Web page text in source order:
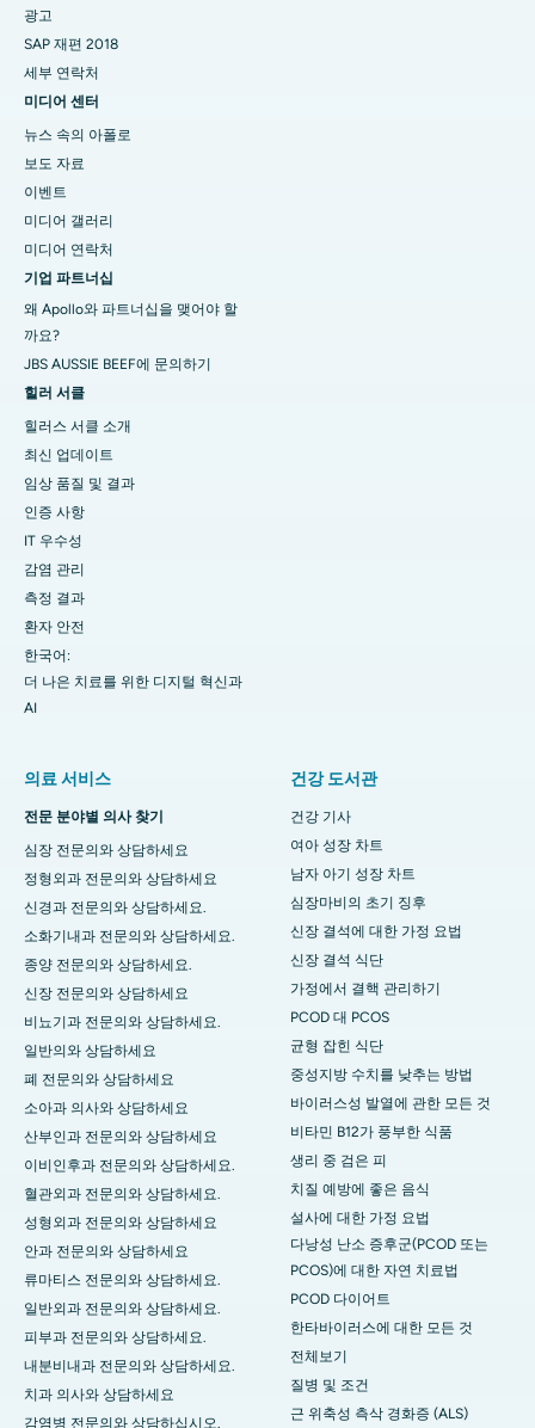
광고
SAP 재편 2018
세부 연락처
미디어 센터
뉴스 속의 아폴로
보도 자료
이벤트
미디어 갤러리
미디어 연락처
기업 파트너십
왜 Apollo와 파트너십을 맺어야 할
까요?
JBS AUSSIE BEEF에 문의하기
힐러 서클
힐러스 서클 소개
최신 업데이트
임상 품질 및 결과
인증 사항
IT 우수성
감염 관리
측정 결과
환자 안전
한국어:
더 나은 치료를 위한 디지털 혁신과
AI
의료 서비스
전문 분야별 의사 찾기
심장 전문의와 상담하세요
정형외과 전문의와 상담하세요
신경과 전문의와 상담하세요.
소화기내과 전문의와 상담하세요.
종양 전문의와 상담하세요.
신장 전문의와 상담하세요
비뇨기과 전문의와 상담하세요.
일반의와 상담하세요
폐 전문의와 상담하세요
소아과 의사와 상담하세요
산부인과 전문의와 상담하세요
이비인후과 전문의와 상담하세요.
혈관외과 전문의와 상담하세요.
성형외과 전문의와 상담하세요
안과 전문의와 상담하세요
류마티스 전문의와 상담하세요.
일반외과 전문의와 상담하세요.
피부과 전문의와 상담하세요.
내분비내과 전문의와 상담하세요.
치과 의사와 상담하세요
감염병 전문의와 상담하십시오.
건강 도서관
건강 기사
여아 성장 차트
남자 아기 성장 차트
심장마비의 초기 징후
신장 결석에 대한 가정 요법
신장 결석 식단
가정에서 결핵 관리하기
PCOD 대 PCOS
균형 잡힌 식단
중성지방 수치를 낮추는 방법
바이러스성 발열에 관한 모든 것
비타민 B12가 풍부한 식품
생리 중 검은 피
치질 예방에 좋은 음식
설사에 대한 가정 요법
다낭성 난소 증후군(PCOD 또는
PCOS)에 대한 자연 치료법
PCOD 다이어트
한타바이러스에 대한 모든 것
전체보기
질병 및 조건
근 위축성 측삭 경화증 (ALS)